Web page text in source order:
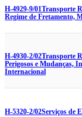
H-4929-9/01Transporte
Regime de Fretamento,
H-4930-2/02Transporte
Perigosos e Mudanças,
Internacional
H-5320-2/02Serviços de